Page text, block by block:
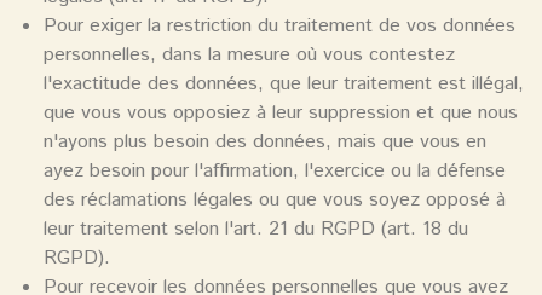
Pour exiger la restriction du traitement de vos données
personnelles, dans la mesure où vous contestez
l'exactitude des données, que leur traitement est illégal,
que vous vous opposiez à leur suppression et que nous
n'ayons plus besoin des données, mais que vous en
ayez besoin pour l'affirmation, l'exercice ou la défense
des réclamations légales ou que vous soyez opposé à
leur traitement selon l'art. 21 du RGPD (art. 18 du
RGPD).
Pour recevoir les données personnelles que vous avez